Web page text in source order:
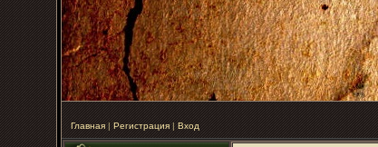
Главная|Регистрация|Вход